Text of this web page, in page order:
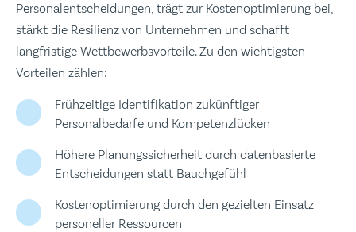
Personalentscheidungen, trägt zur Kostenoptimierung bei,
stärkt die Resilienz von Unternehmen und schafft
langfristige Wettbewerbsvorteile. Zu den wichtigsten
Vorteilen zählen:
Frühzeitige Identifikation zukünftiger
Personalbedarfe und Kompetenzlücken
Höhere Planungssicherheit durch datenbasierte
Entscheidungen statt Bauchgefühl
Kostenoptimierung durch den gezielten Einsatz
personeller Ressourcen